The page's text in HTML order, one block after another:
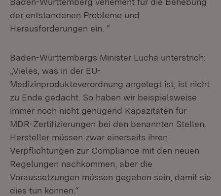
der entstandenen Probleme und
Herausforderungen ein. “
Baden-Württembergs Minister Lucha unterstrich:
„Vieles, was in der EU-
Medizinprodukteverordnung angelegt ist, ist nicht
zu Ende gedacht. So haben wir beispielsweise
immer noch nicht genügend Kapazitäten für
MDR-Zertifizierungen bei den benannten Stellen.
Hersteller müssen zwar einerseits ihren
Verpflichtungen zur Compliance mit den neuen
Regelungen nachkommen, aber die
Voraussetzungen müssen gegeben sein, damit sie
dies tun können.“